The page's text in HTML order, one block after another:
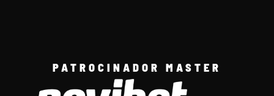
PATROCINADOR MASTER